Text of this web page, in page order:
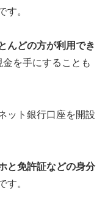
す。
んどの方が利用でき
を手にすることも
ット銀行口座を開設
と免許証などの身分
す。